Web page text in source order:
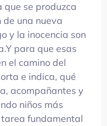
que se produzca
de una nueva
y la inocencia son
para que esas
el camino del
e indica, qué
acompañantes y
niños más
fundamental